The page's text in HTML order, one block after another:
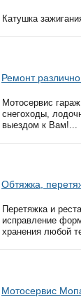
Катушка
Ремонт
Мотосервис
снегоходы,
выездом к Вам!...
Обтяжка,
Перетяжка и
исправление
хранения любой
Мотосервис